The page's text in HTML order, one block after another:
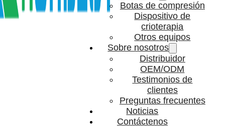
Botas de compresión
Dispositivo de
crioterapia
Otros equipos
Sobre nosotros
Distribuidor
OEM/ODM
Testimonios de
clientes
Preguntas frecuentes
Noticias
Contáctenos